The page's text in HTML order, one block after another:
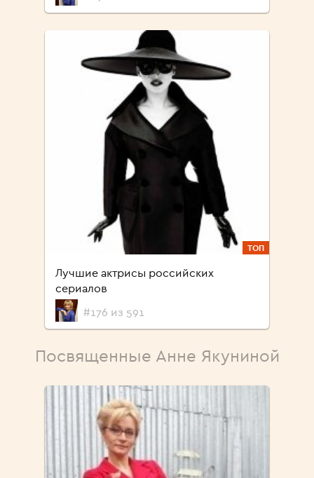
ТОП
Лучшие актрисы российских
сериалов
#176 из 591
Посвященные Анне Якуниной